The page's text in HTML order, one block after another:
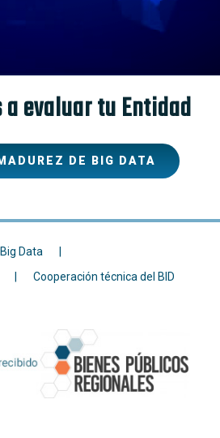
evaluar tu Entidad
DE BIG DATA
Data
Cooperación técnica del BID